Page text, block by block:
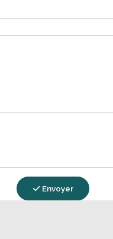
Envoyer